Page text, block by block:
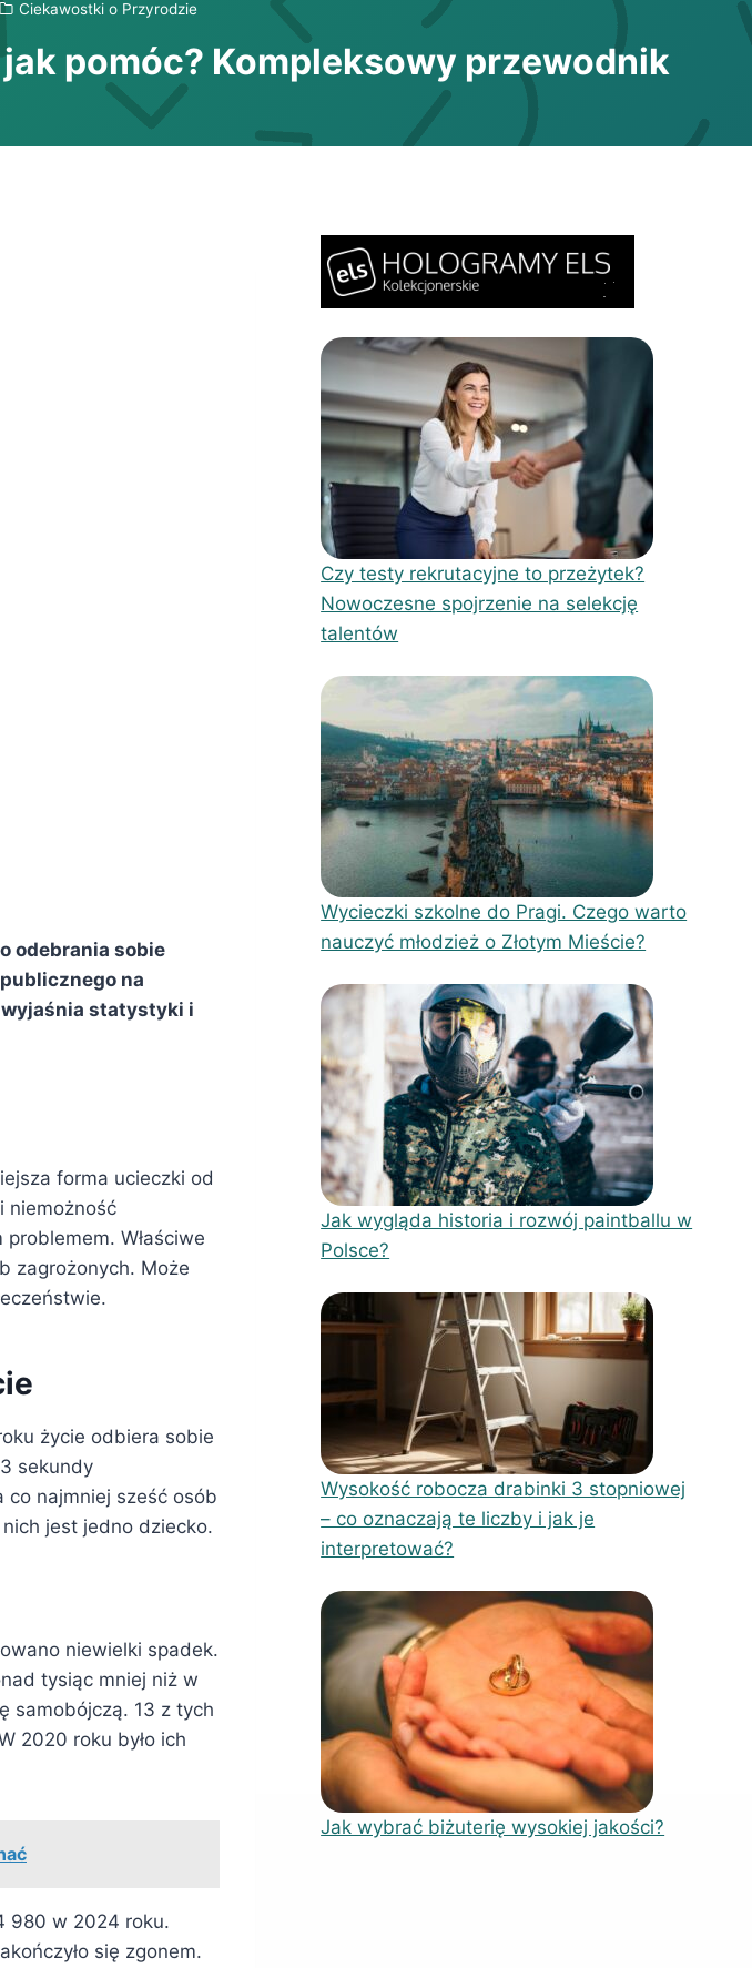
Ciekawostki o Przyrodzie
pomóc? Kompleksowy przewodnik
odebrania sobie
na
wyjaśnia statystyki i
forma ucieczki od
niemożność
Właściwe
zagrożonych. Może
życie odbiera sobie
sekundy
co najmniej sześć osób
jest jedno dziecko.
niewielki spadek.
tysiąc mniej niż w
samobójczą. 13 z tych
2020 roku było ich
980 w 2024 roku.
się zgonem.
Czy testy rekrutacyjne to przeżytek?
Nowoczesne spojrzenie na selekcję
talentów
Wycieczki szkolne do Pragi. Czego warto
nauczyć młodzież o Złotym Mieście?
Jak wygląda historia i rozwój paintballu w
Polsce?
Wysokość robocza drabinki 3 stopniowej
– co oznaczają te liczby i jak je
interpretować?
Jak wybrać biżuterię wysokiej jakości?